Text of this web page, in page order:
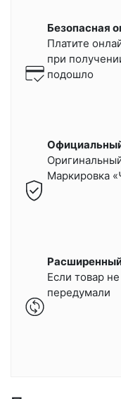
Безопасная
Платите
при
подошло
Маркировка
Если товар
передумали